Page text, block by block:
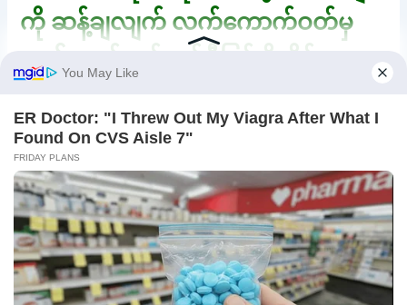
ကို ဆန့်ချလျက် လက်ကောက်ဝတ်မှ
နေ၍ လက်တစ်ဖက်စီဖြင့် ဖိကိုင်ထား
ကိုယ်လုံးကိုသာ လွုပ်ရှားနိုင်
တော့သည်..။ ကိုယ်လုံးကို လွုပ်တိုင်း
လည်း လီးတန်ကြီးက မိမိစောက်ပတ်
ထဲမှ ကျွတ်ထွက်မသွားသည့်အပြင် ပို
ပြီး နစ်နစ်ဝင်သွားနေသဖြင့် မလွုပ်